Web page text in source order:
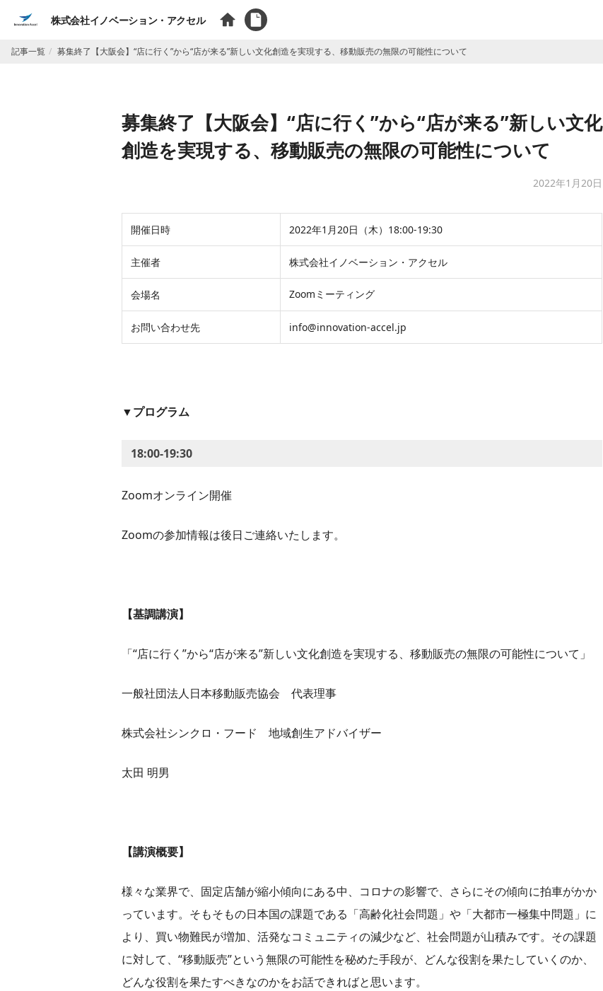
株式会社イノベーション・アクセル
記事一覧 募集終了【大阪会】“店に行く”から“店が来る”新しい文化創造を実現する、移動販売の無限の可能性について
募集終了【大阪会】“店に行く”から“店が来る”新しい文化
創造を実現する、移動販売の無限の可能性について
2022年1月20日
開催日時 2022年1月20日（木）18:00-19:30
主催者 株式会社イノベーション・アクセル
会場名 Zoomミーティング
お問い合わせ先 info@innovation-accel.jp
▼プログラム
18:00-19:30
Zoomオンライン開催
Zoomの参加情報は後日ご連絡いたします。
【基調講演】
「“店に行く”から“店が来る”新しい文化創造を実現する、移動販売の無限の可能性について」
一般社団法人日本移動販売協会 代表理事
株式会社シンクロ・フード 地域創生アドバイザー
太田 明男
【講演概要】
様々な業界で、固定店舗が縮小傾向にある中、コロナの影響で、さらにその傾向に拍車がかか
っています。そもそもの日本国の課題である「高齢化社会問題」や「大都市一極集中問題」に
より、買い物難民が増加、活発なコミュニティの減少など、社会問題が山積みです。その課題
に対して、“移動販売”という無限の可能性を秘めた手段が、どんな役割を果たしていくのか、
どんな役割を果たすべきなのかをお話できればと思います。